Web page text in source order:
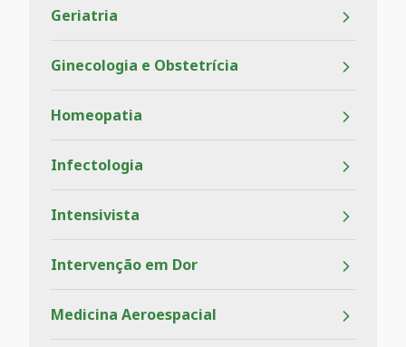
Geriatria
Ginecologia e Obstetrícia
Homeopatia
Infectologia
Intensivista
Intervenção em Dor
Medicina Aeroespacial